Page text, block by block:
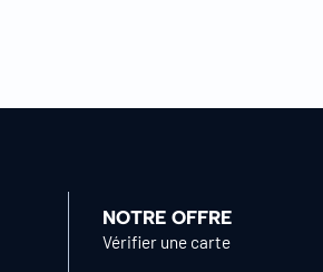
NOTRE OFFRE
Vérifier une carte